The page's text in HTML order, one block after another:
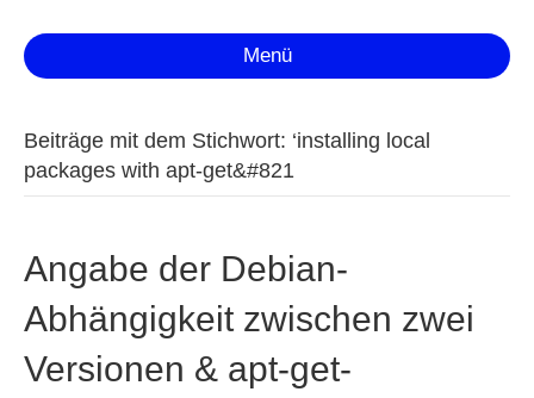
Menü
Beiträge mit dem Stichwort: ‘installing local
packages with apt-get&#821
Angabe der Debian-
Abhängigkeit zwischen zwei
Versionen & apt-get-